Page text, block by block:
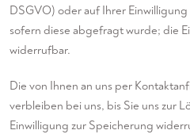
DSGVO) oder auf Ihrer
sofern diese abgefragt wurde; die
widerrufbar.
Die von Ihnen an uns per
verbleiben bei uns, bis Sie uns zur
Einwilligung zur Speicherung